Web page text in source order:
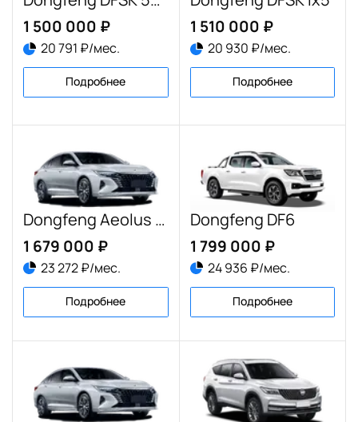
1 500 000 ₽
20 791 ₽/мес.
Подробнее
1 510 000 ₽
20 930 ₽/мес.
Подробнее
Dongfeng Aeolus Shine Max
1 679 000 ₽
23 272 ₽/мес.
Подробнее
Dongfeng DF6
1 799 000 ₽
24 936 ₽/мес.
Подробнее